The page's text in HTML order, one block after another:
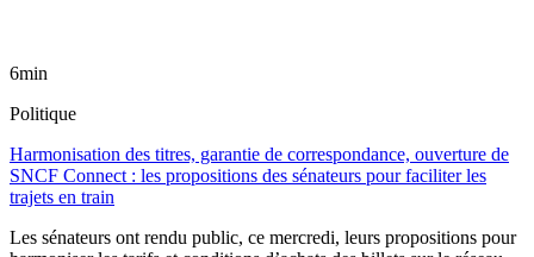
6min
Politique
Harmonisation des titres, garantie de correspondance, ouverture de
SNCF Connect : les propositions des sénateurs pour faciliter les
trajets en train
Les sénateurs ont rendu public, ce mercredi, leurs propositions pour